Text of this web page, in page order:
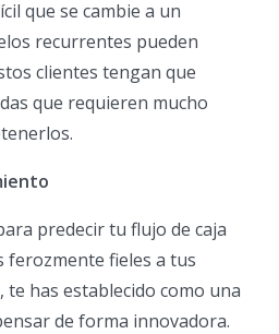
que se cambie a un
recurrentes pueden
clientes tengan que
que requieren mucho
predecir tu flujo de caja
ferozmente fieles a tus
has establecido como una
de forma innovadora.